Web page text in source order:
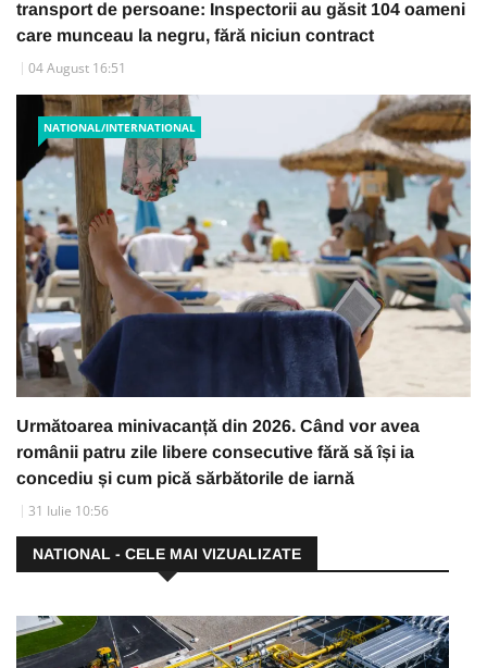
transport de persoane: Inspectorii au găsit 104 oameni
care munceau la negru, fără niciun contract
04 August 16:51
NATIONAL/INTERNATIONAL
Următoarea minivacanță din 2026. Când vor avea
românii patru zile libere consecutive fără să își ia
concediu și cum pică sărbătorile de iarnă
31 Iulie 10:56
NATIONAL - CELE MAI VIZUALIZATE